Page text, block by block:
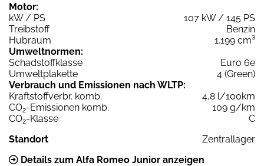
Motor:
kW / PS
107 kW / 145 PS
Treibstoff
Benzin
Hubraum
1.199 cm³
Umweltnormen:
Schadstoffklasse
Euro 6e
Umweltplakette
4 (Green)
Verbrauch und Emissionen nach WLTP:
Kraftstoffverbr. komb.
4,8 l/100km
CO2-Emissionen komb.
109 g/km
CO2-Klasse
C
Standort
Zentrallager
Details zum Alfa Romeo Junior anzeigen